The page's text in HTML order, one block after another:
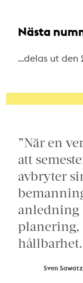
Nästa
…delas ut den
”När en
att
avbryter
anledning
planering,
Sven